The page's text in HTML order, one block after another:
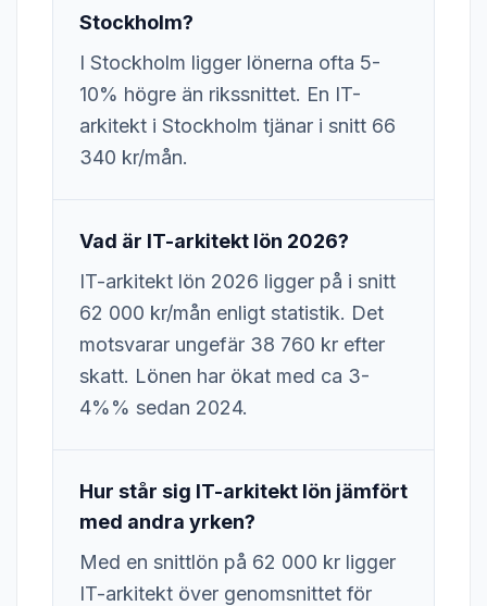
Stockholm?
I Stockholm ligger lönerna ofta 5-
10% högre än rikssnittet. En IT-
arkitekt i Stockholm tjänar i snitt 66
340 kr/mån.
Vad är IT-arkitekt lön 2026?
IT-arkitekt lön 2026 ligger på i snitt
62 000 kr/mån enligt statistik. Det
motsvarar ungefär 38 760 kr efter
skatt. Lönen har ökat med ca 3-
4%% sedan 2024.
Hur står sig IT-arkitekt lön jämfört
med andra yrken?
Med en snittlön på 62 000 kr ligger
IT-arkitekt över genomsnittet för